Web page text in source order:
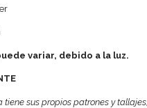
variar, debido a la luz.
tiene sus propios patrones y tallajes,